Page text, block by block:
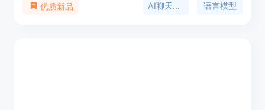
靠的对话伙伴。
优质新品 AI聊天机器人 语言模型